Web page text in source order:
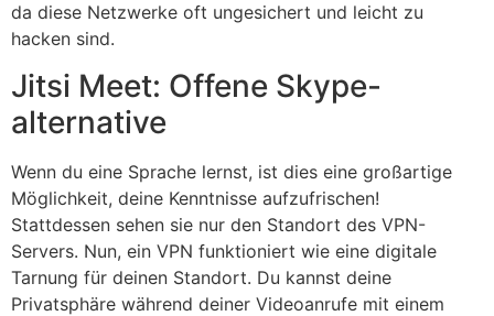
da diese Netzwerke oft ungesichert und leicht zu
hacken sind.
Jitsi Meet: Offene Skype-
alternative
Wenn du eine Sprache lernst, ist dies eine großartige
Möglichkeit, deine Kenntnisse aufzufrischen!
Stattdessen sehen sie nur den Standort des VPN-
Servers. Nun, ein VPN funktioniert wie eine digitale
Tarnung für deinen Standort. Du kannst deine
Privatsphäre während deiner Videoanrufe mit einem